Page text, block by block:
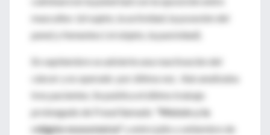
masculino (el sujeto, la actividad, la posesión del
pene) y femenino ( el objeto, la pasividad).
En septiembre se advierte una reactivación del
cáncer y es operado por última vez. Aún analizaba
tres pacientes. Se publica el último trabajo
prolongado de Freud llamado
"Moisés y la
religión monoteísta"
y entre julio y setiembre de